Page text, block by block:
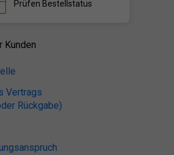
Prüfen Bestellstatus
Kunden
Vertrags
Rückgabe)